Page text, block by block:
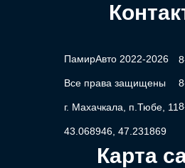
ПамирАвто 2022-2026
Все права защищены
г. Махачкала, п.Тюбе, 11
43.068946, 47.231869
Карта